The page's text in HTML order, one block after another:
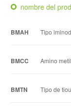
nombre del
BMAH Tipo
metales
BMCC Amino
de
BMTN Tipo de